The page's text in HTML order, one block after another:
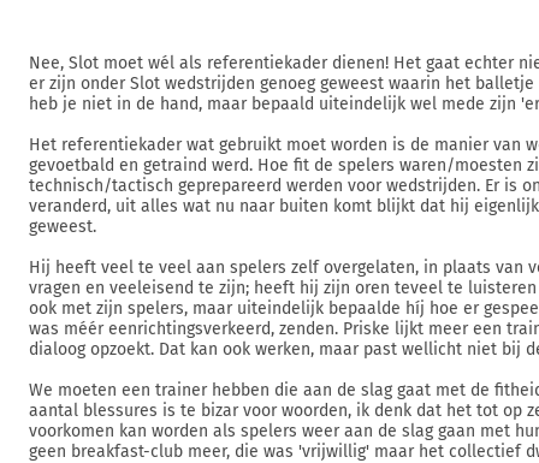
Nee, Slot moet wél als referentiekader dienen! Het gaat echter
er zijn onder Slot wedstrijden genoeg geweest waarin het
heb je niet in de hand, maar bepaald uiteindelijk wel mede zijn
Het referentiekader wat gebruikt moet worden is de manier van
gevoetbald en getraind werd. Hoe fit de spelers waren/moesten
technisch/tactisch geprepareerd werden voor wedstrijden. Er is
veranderd, uit alles wat nu naar buiten komt blijkt dat hij
geweest.
Hij heeft veel te veel aan spelers zelf overgelaten, in plaats van
vragen en veeleisend te zijn; heeft hij zijn oren teveel te
ook met zijn spelers, maar uiteindelijk bepaalde híj hoe er
was méér eenrichtingsverkeerd, zenden. Priske lijkt meer een
dialoog opzoekt. Dat kan ook werken, maar past wellicht niet bij
We moeten een trainer hebben die aan de slag gaat met de
aantal blessures is te bizar voor woorden, ik denk dat het tot op
voorkomen kan worden als spelers weer aan de slag gaan met
geen breakfast-club meer, die was 'vrijwillig' maar het collectief